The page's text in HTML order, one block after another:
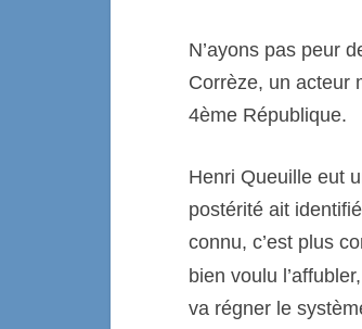
N’ayons pas peur
Corrèze, un acteur
4ème République.
Henri Queuille eut
postérité ait
connu, c’est plus
bien voulu
va régner le